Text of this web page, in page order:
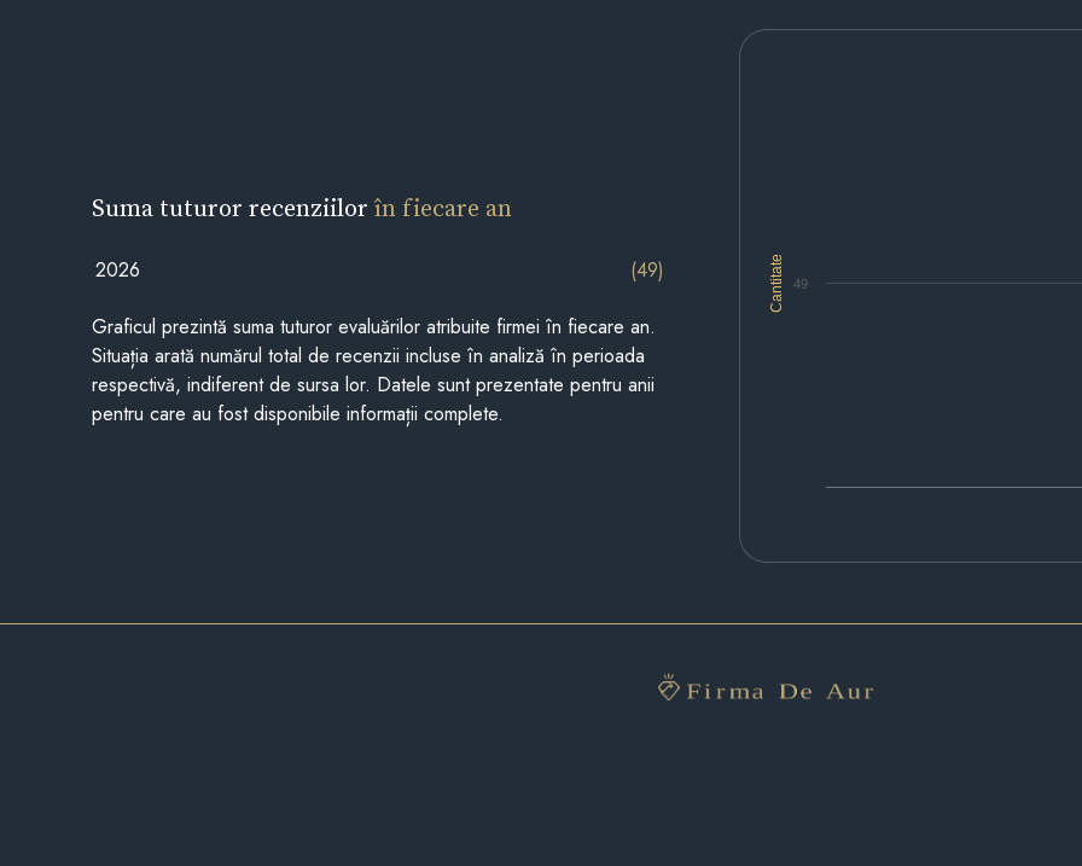
Cantitate 49
Suma tuturor recenziilorîn fiecare an
2026 (49)
Graficul prezintă suma tuturor evaluărilor atribuite firmei în fiecare an.
Situația arată numărul total de recenzii incluse în analiză în perioada
respectivă, indiferent de sursa lor. Datele sunt prezentate pentru anii
pentru care au fost disponibile informații complete.